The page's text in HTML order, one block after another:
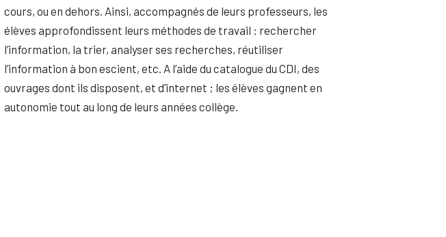
cours, ou en dehors. Ainsi, accompagnés de leurs professeurs, les
élèves approfondissent leurs méthodes de travail : rechercher
l’information, la trier, analyser ses recherches, réutiliser
l’information à bon escient, etc. A l’aide du catalogue du CDI, des
ouvrages dont ils disposent, et d’internet ; les élèves gagnent en
autonomie tout au long de leurs années collège.